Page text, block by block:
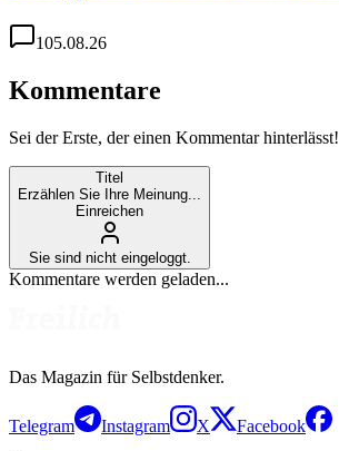
105.08.26
Kommentare
Sei der Erste, der einen Kommentar hinterlässt!
Titel
Erzählen Sie Ihre Meinung...
Einreichen
Sie sind nicht eingeloggt.
Kommentare werden geladen...
Das Magazin für Selbstdenker.
Telegram Instagram X Facebook